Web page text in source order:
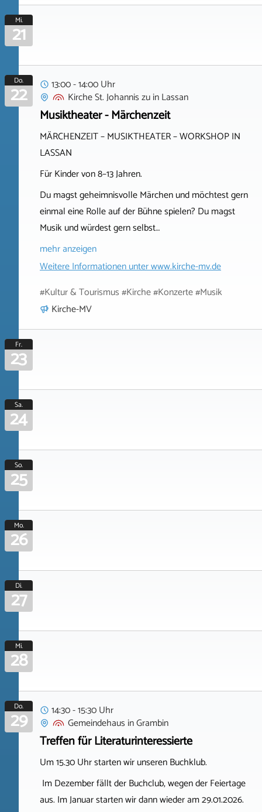
Mi.
21
Do.
22
13:00 - 14:00 Uhr
Kirche St. Johannis zuinLassan
Musiktheater - Märchenzeit
MÄRCHENZEIT – MUSIKTHEATER – WORKSHOP IN
LASSAN
Für Kinder von 8–13 Jahren.
Du magst geheimnisvolle Märchen und möchtest gern
einmal eine Rolle auf der Bühne spielen? Du magst
Musik und würdest gern selbst…
mehr anzeigen
Weitere Informationen unterwww.kirche-mv.de
#Kultur & Tourismus #Kirche #Konzerte #Musik
Kirche-MV
Fr.
23
Sa.
24
So.
25
Mo.
26
Di.
27
Mi.
28
Do.
29
14:30 - 15:30 Uhr
Gemeindehaus inGrambin
Treffen für Literaturinteressierte
Um 15.30 Uhr starten wir unseren Buchklub.
Im Dezember fällt der Buchclub, wegen der Feiertage
aus. Im Januar starten wir dann wieder am 29.01.2026.